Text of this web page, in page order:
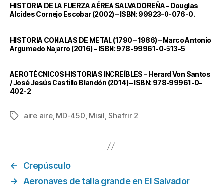
HISTORIA DE LA FUERZA AÉREA SALVADOREÑA – Douglas
Alcides Cornejo Escobar (2002) – ISBN: 99923-0-076-0.
HISTORIA CON ALAS DE METAL (1790 – 1986) – Marco Antonio
Argumedo Najarro (2016) – ISBN: 978-99961-0-513-5
AEROTÉCNICOS HISTORIAS INCREÍBLES – Herard Von Santos
/ José Jesús Castillo Blandón (2014) – ISBN: 978-99961-0-
402-2
Etiquetas
aire aire, MD-450, Misil,Shafrir 2
←
Crepúsculo
→
Aeronaves de talla grande en El Salvador